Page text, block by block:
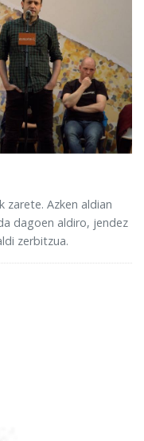
zarete. Azken aldian
dagoen aldiro, jendez
zerbitzua.